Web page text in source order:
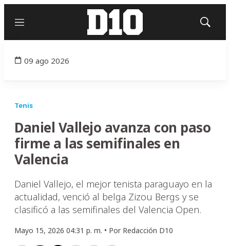
Menú
Mostrar
09 ago 2026
Tenis
Daniel Vallejo avanza con paso
firme a las semifinales en
Valencia
Daniel Vallejo, el mejor tenista paraguayo en la
actualidad, venció al belga Zizou Bergs y se
clasificó a las semifinales del Valencia Open.
Mayo 15, 2026 04:31 p. m. • Por Redacción D10